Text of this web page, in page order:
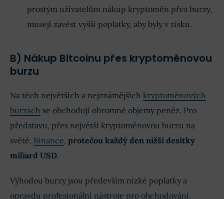
prostým uživatelům nákup kryptoměn přes burzy,
musejí zavést vyšší poplatky, aby byly v zisku.
B) Nákup Bitcoinu přes kryptoměnovou
burzu
Na těch největších a nejznámějších kryptoměnových
burzách se obchodují ohromné objemy peněz. Pro
představu, přes největší kryptoměnovou burzu na
světě, Binance, protečou každý den nižší desítky
miliard USD.
Výhodou burzy jsou především nízké poplatky a
opravdu profesionální nástroje pro obchodování.